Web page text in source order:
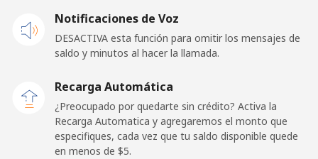
Celular ⁦30.9¢⁩ 32 min por ⁦$10⁩
French Polynesia
Notificaciones de Voz
DESACTIVA esta función para omitir los mensajes de
saldo y minutos al hacer la llamada.
Recarga Automática
¿Preocupado por quedarte sin crédito? Activa la
Recarga Automatica y agregaremos el monto que
especifiques, cada vez que tu saldo disponible quede
en menos de ⁦$5⁩.